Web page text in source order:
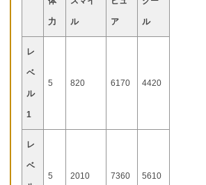
力 ル ア ル
レ
ベ
ル
1
5 820 6170 4420
レ
ベ
5 2010 7360 5610